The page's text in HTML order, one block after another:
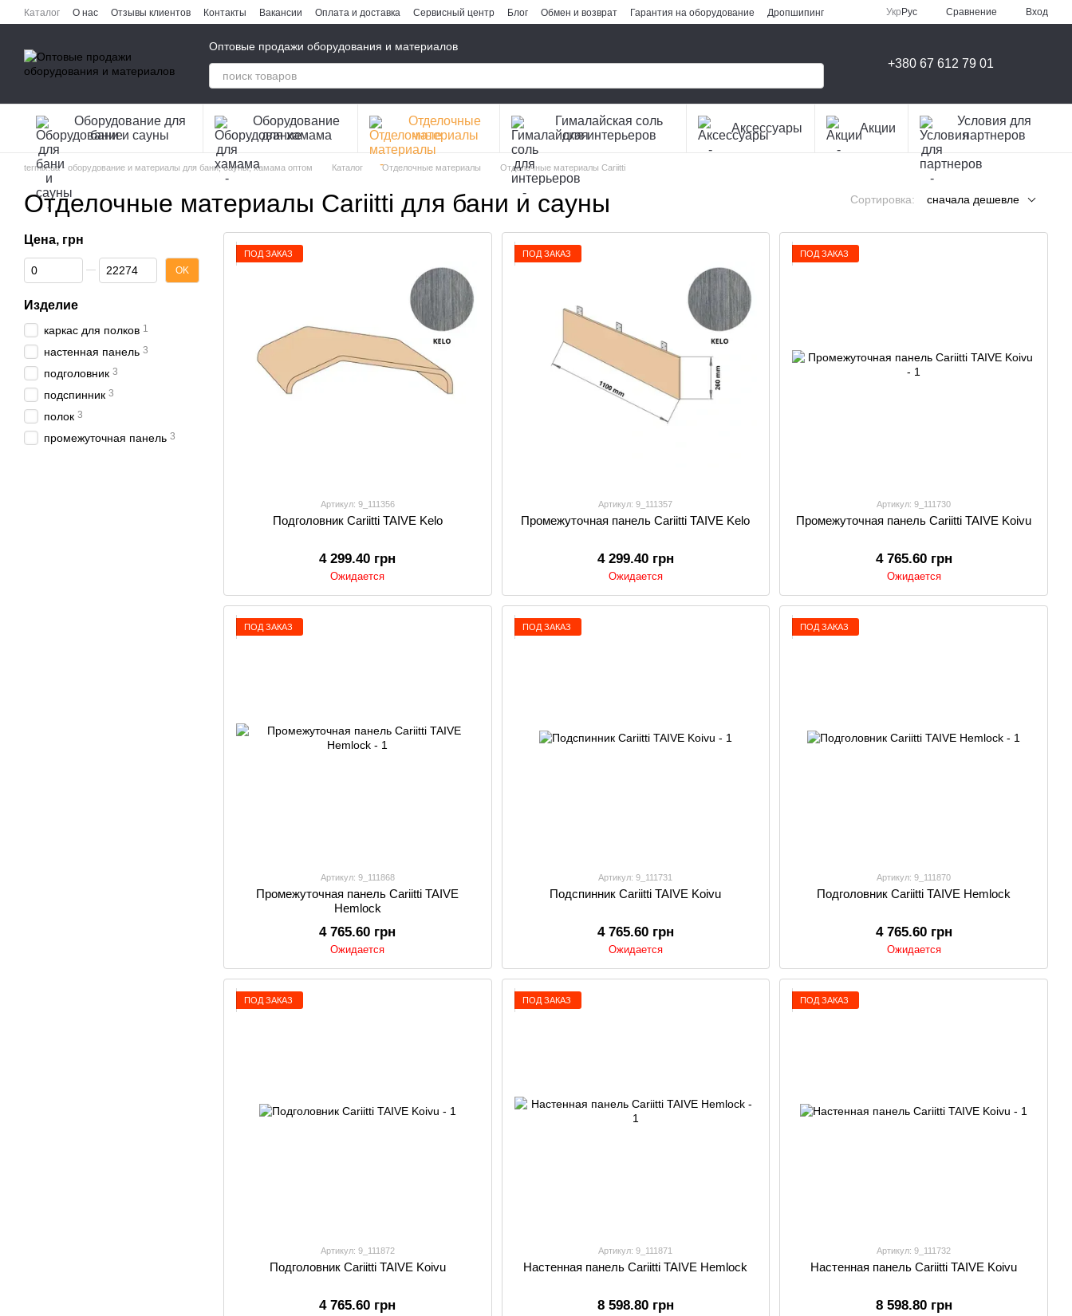
Перейти к основному контенту
Каталог О нас Отзывы клиентов Контакты Вакансии Оплата и доставка Сервисный центр Блог Обмен и возврат Гарантия на оборудование
Дропшипинг
Укр Рус Сравнение Вход
Оптовые продажи оборудования и материалов
+380 67 612 79 01
Оборудование для
бани и сауны
Оборудование
для хамама
Отделочные
материалы
Гималайская соль
для интерьеров
Аксессуары Акции
Условия для
партнеров
termix.ua - оборудование и материалы для бани, сауны, хамама оптом Каталог Отделочные материалы Отделочные материалы Cariitti
Отделочные материалы Cariitti для бани и сауны Сортировка: сначала дешевле
ПОД ЗАКАЗ
Артикул: 9_111356
Подголовник Cariitti TAIVE Kelo
4 299.40 грн
Ожидается
ПОД ЗАКАЗ
Артикул: 9_111357
Промежуточная панель Cariitti TAIVE Kelo
4 299.40 грн
Ожидается
ПОД ЗАКАЗ
Артикул: 9_111730
Промежуточная панель Cariitti TAIVE Koivu
4 765.60 грн
Ожидается
ПОД ЗАКАЗ
Артикул: 9_111868
Промежуточная панель Cariitti TAIVE
Hemlock
4 765.60 грн
Ожидается
ПОД ЗАКАЗ
Артикул: 9_111731
Подспинник Cariitti TAIVE Koivu
4 765.60 грн
Ожидается
ПОД ЗАКАЗ
Артикул: 9_111870
Подголовник Cariitti TAIVE Hemlock
4 765.60 грн
Ожидается
ПОД ЗАКАЗ
Артикул: 9_111872
Подголовник Cariitti TAIVE Koivu
4 765.60 грн
ПОД ЗАКАЗ
Артикул: 9_111871
Настенная панель Cariitti TAIVE Hemlock
8 598.80 грн
ПОД ЗАКАЗ
Артикул: 9_111732
Настенная панель Cariitti TAIVE Koivu
8 598.80 грн
Цена, грн
От Цена, грн
До Цена, грн OK
Изделие
каркас для полков 1
настенная панель 3
подголовник 3
подспинник 3
полок 3
промежуточная панель 3